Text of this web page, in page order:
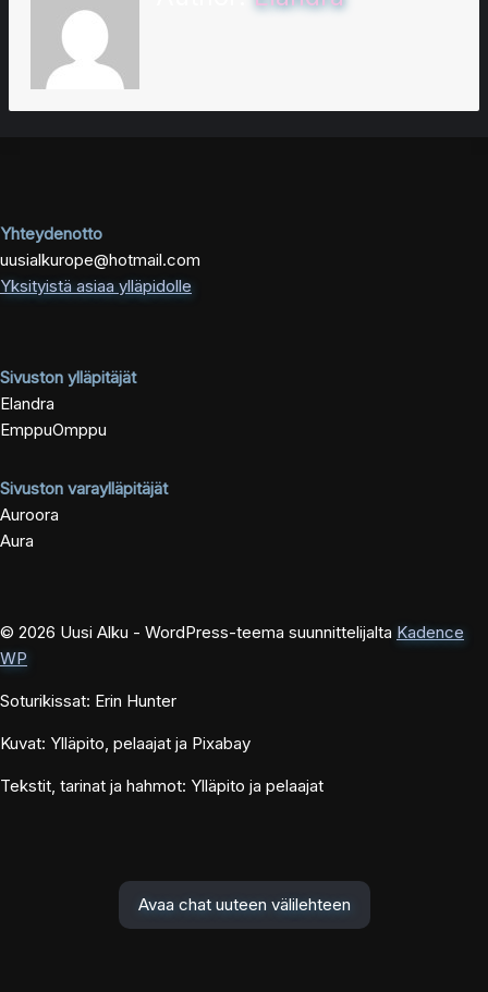
Yhteydenotto
uusialkurope@hotmail.com
Yksityistä asiaa ylläpidolle
Sivuston ylläpitäjät
Elandra
EmppuOmppu
Sivuston varaylläpitäjät
Auroora
Aura
© 2026 Uusi Alku - WordPress-teema suunnittelijalta Kadence
WP
Soturikissat: Erin Hunter
Kuvat: Ylläpito, pelaajat ja Pixabay
Tekstit, tarinat ja hahmot: Ylläpito ja pelaajat
Avaa chat uuteen välilehteen